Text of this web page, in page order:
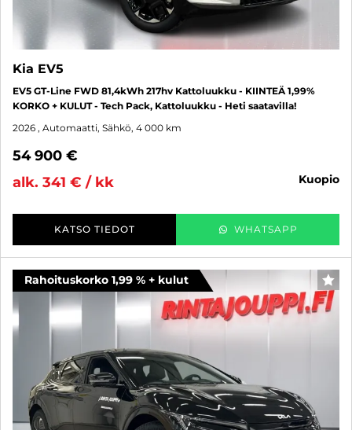
Kia EV5
EV5 GT-Line FWD 81,4kWh 217hv Kattoluukku - KIINTEÄ 1,99%
KORKO + KULUT - Tech Pack, Kattoluukku - Heti saatavilla!
2026 , Automaatti, Sähkö, 4 000 km
54 900 €
alk. 341 € / kk
kuopio
KATSO TIEDOT WHATSAPP
Rahoituskorko 1,99 % + kulut